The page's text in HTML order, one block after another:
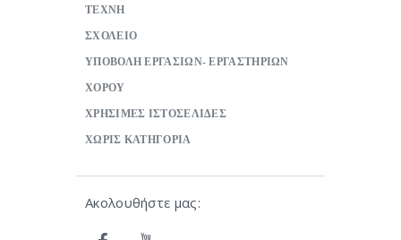
ΤΕΧΝΗ
ΣΧΟΛΕΙΟ
ΥΠΟΒΟΛΗ ΕΡΓΑΣΙΩΝ- ΕΡΓΑΣΤΗΡΙΩΝ
ΧΟΡΟΥ
ΧΡΗΣΙΜΕΣ ΙΣΤΟΣΕΛΙΔΕΣ
ΧΩΡΙΣ ΚΑΤΗΓΟΡΙΑ
Ακολουθήστε μας: